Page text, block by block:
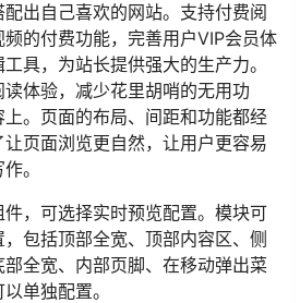
出自己喜欢的网站。支持付费阅
的付费功能，完善用户VIP会员体
具，为站长提供强大的生产力。
体验，减少花里胡哨的无用功
。页面的布局、间距和功能都经
页面浏览更自然，让用户更容易
。
，可选择实时预览配置。模块可
包括顶部全宽、顶部内容区、侧
全宽、内部页脚、在移动弹出菜
单独配置。